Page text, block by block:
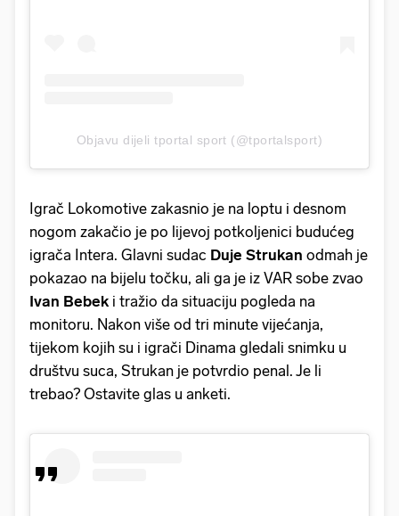
Objavu dijeli tportal sport (@tportalsport)
Igrač Lokomotive zakasnio je na loptu i desnom
nogom zakačio je po lijevoj potkoljenici budućeg
igrača Intera. Glavni sudac Duje Strukan odmah je
pokazao na bijelu točku, ali ga je iz VAR sobe zvao
Ivan Bebek i tražio da situaciju pogleda na
monitoru. Nakon više od tri minute vijećanja,
tijekom kojih su i igrači Dinama gledali snimku u
društvu suca, Strukan je potvrdio penal. Je li
trebao? Ostavite glas u anketi.